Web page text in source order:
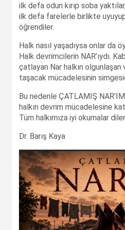
ilk defa odun kırıp soba
ilk defa farelerle birlikte
öğrendiler.
Halk nasıl yaşadıysa onlar da
Halk devrimcilerin NAR’ıydı.
çatlayan Nar halkın olgunlaşan
taşacak mücadelesinin
Bu nedenle ÇATLAMIŞ
halkın devrim mücadelesine
Tüm halkımıza iyi okumalar
Dr. Barış Kaya